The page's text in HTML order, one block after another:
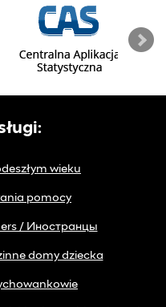
wieku
pomocy
/ Иностранцы
domy dziecka